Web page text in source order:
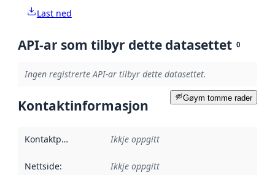
Last ned
API-ar som tilbyr dette datasettet 0
Ingen registrerte API-ar tilbyr dette datasettet.
Gøym tomme rader
Kontaktinformasjon
Kontaktpunkt Ikkje oppgitt
Nettside: Ikkje oppgitt